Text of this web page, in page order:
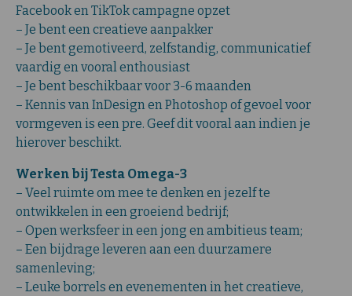
Facebook en TikTok campagne opzet
– Je bent een creatieve aanpakker
– Je bent gemotiveerd, zelfstandig, communicatief
vaardig en vooral enthousiast
– Je bent beschikbaar voor 3-6 maanden
– Kennis van InDesign en Photoshop of gevoel voor
vormgeven is een pre. Geef dit vooral aan indien je
hierover beschikt.
Werken bij Testa Omega-3
– Veel ruimte om mee te denken en jezelf te
ontwikkelen in een groeiend bedrijf;
– Open werksfeer in een jong en ambitieus team;
– Een bijdrage leveren aan een duurzamere
samenleving;
– Leuke borrels en evenementen in het creatieve,